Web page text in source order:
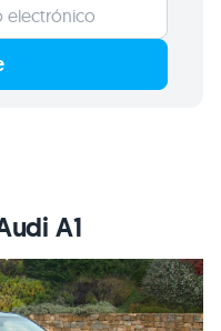
A1